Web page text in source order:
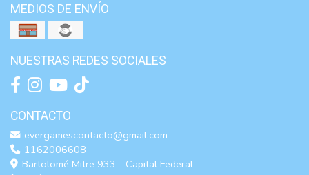
MEDIOS DE ENVÍO
NUESTRAS REDES SOCIALES
CONTACTO
evergamescontacto@gmail.com
1162006608
Bartolomé Mitre 933 - Capital Federal